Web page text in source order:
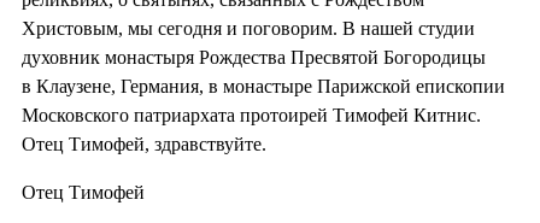
Христовым, мы сегодня и поговорим. В нашей студии
духовник монастыря Рождества Пресвятой Богородицы
в Клаузене, Германия, в монастыре Парижской епископии
Московского патриархата протоирей Тимофей Китнис.
Отец Тимофей, здравствуйте.
Отец Тимофей